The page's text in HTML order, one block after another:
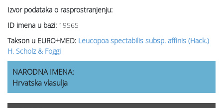
Izvor podataka o rasprostranjenju:
ID imena u bazi: 19565
Takson u EURO+MED: Leucopoa spectabilis subsp. affinis (Hack.)
H. Scholz & Foggi
NARODNA IMENA:
Hrvatska vlasulja